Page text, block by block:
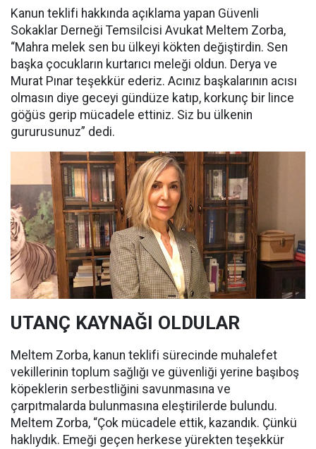
Kanun teklifi hakkında açıklama yapan Güvenli
Sokaklar Derneği Temsilcisi Avukat Meltem Zorba,
“Mahra melek sen bu ülkeyi kökten değiştirdin. Sen
başka çocukların kurtarıcı meleği oldun. Derya ve
Murat Pınar teşekkür ederiz. Acınız başkalarının acısı
olmasın diye geceyi gündüze katıp, korkunç bir lince
göğüs gerip mücadele ettiniz. Siz bu ülkenin
gururusunuz” dedi.
UTANÇ KAYNAĞI OLDULAR
Meltem Zorba, kanun teklifi sürecinde muhalefet
vekillerinin toplum sağlığı ve güvenliği yerine başıboş
köpeklerin serbestliğini savunmasına ve
çarpıtmalarda bulunmasına eleştirilerde bulundu.
Meltem Zorba, “Çok mücadele ettik, kazandık. Çünkü
haklıydık. Emeği geçen herkese yürekten teşekkür